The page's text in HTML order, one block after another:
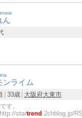
enew
ん
ンライム
33歳 大阪府大東市
す。
startrend .2chblog.jp/